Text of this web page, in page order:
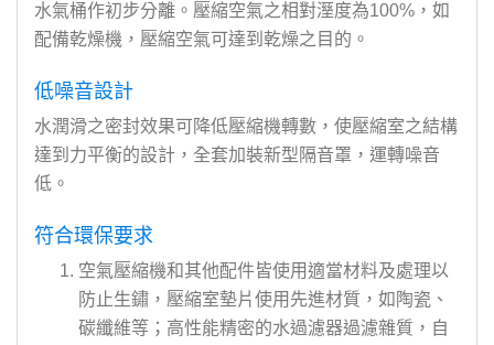
水氣桶作初步分離。壓縮空氣之相對溼度為100%，如
配備乾燥機，壓縮空氣可達到乾燥之目的。
低噪音設計
水潤滑之密封效果可降低壓縮機轉數，使壓縮室之結構
達到力平衡的設計，全套加裝新型隔音罩，運轉噪音
低。
符合環保要求
空氣壓縮機和其他配件皆使用適當材料及處理以
防止生鏽，壓縮室墊片使用先進材質，如陶瓷、
碳纖維等；高性能精密的水過濾器過濾雜質，自